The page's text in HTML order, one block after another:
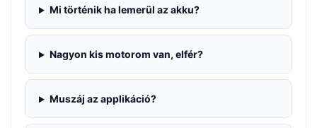
Mi történik ha lemerül az akku?
Nagyon kis motorom van, elfér?
Muszáj az applikáció?